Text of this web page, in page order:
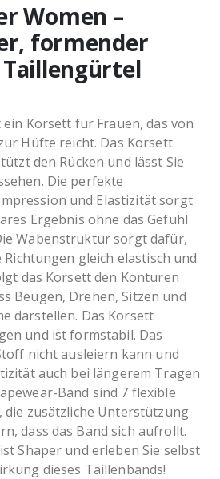
Women –
formender
Taillengürtel
Korsett für Frauen, das von
Hüfte reicht. Das Korsett
den Rücken und lässt Sie
Die perfekte
und Elastizität sorgt
Ergebnis ohne das Gefühl
Wabenstruktur sorgt dafür,
gleich elastisch und
das Korsett den Konturen
Beugen, Drehen, Sitzen und
darstellen. Das Korsett
und ist formstabil. Das
nicht ausleiern kann und
auch bei längerem Tragen
Band sind 7 flexible
die zusätzliche Unterstützung
dass das Band sich aufrollt.
Shaper und erleben Sie selbst
dieses Taillenbands!